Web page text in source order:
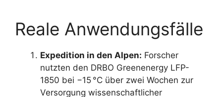
Reale Anwendungsfälle
Expedition in den Alpen: Forscher
nutzten den DRBO Greenenergy LFP-
1850 bei −15 °C über zwei Wochen zur
Versorgung wissenschaftlicher